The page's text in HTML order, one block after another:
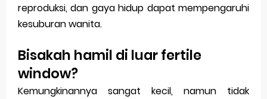
reproduksi, dan gaya hidup dapat mempengaruhi
kesuburan wanita.
Bisakah hamil di luar fertile
window?
Kemungkinannya sangat kecil, namun tidak